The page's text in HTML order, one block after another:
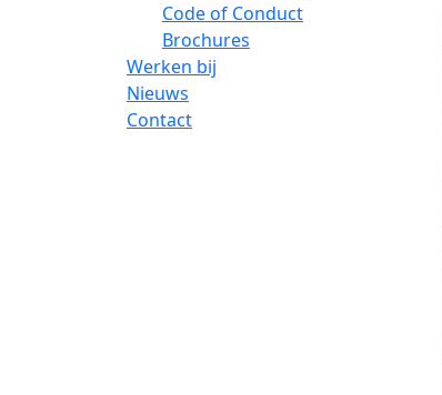
Code of Conduct
Brochures
Werken bij
Nieuws
Contact